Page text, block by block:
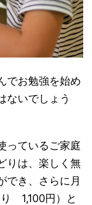
でお勉強を始め
ないでしょう
っているご家庭
りは、楽しく無
でき、さらに月
1,100円）と